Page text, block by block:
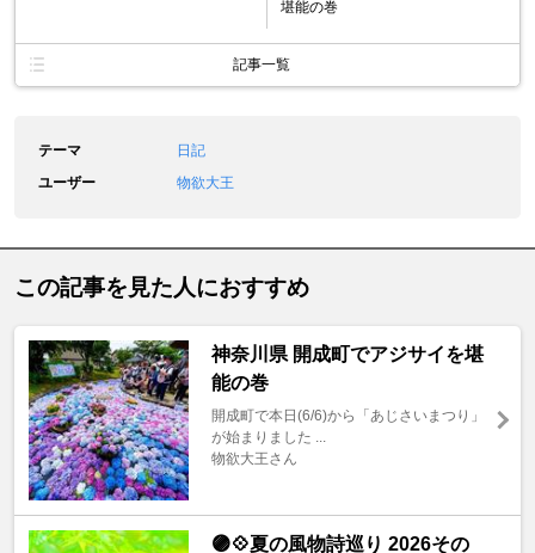
堪能の巻
記事一覧
テーマ
日記
ユーザー
物欲大王
この記事を見た人におすすめ
神奈川県 開成町でアジサイを堪
能の巻
開成町で本日(6/6)から「あじさいまつり」
が始まりました ...
物欲大王さん
🟣💠夏の風物詩巡り 2026その